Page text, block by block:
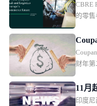
模、
CBRE
的零
商品类
欧洲
元，
财年第
压。
11月
额超
印度